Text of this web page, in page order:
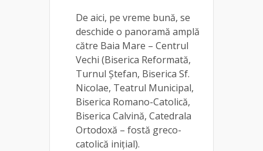
De aici, pe vreme bună, se
deschide o panoramă amplă
către Baia Mare – Centrul
Vechi (Biserica Reformată,
Turnul Ștefan, Biserica Sf.
Nicolae, Teatrul Municipal,
Biserica Romano-Catolică,
Biserica Calvină, Catedrala
Ortodoxă – fostă greco-
catolică inițial).